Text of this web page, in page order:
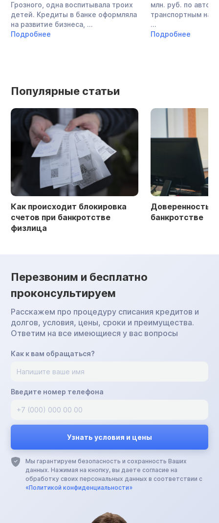
Грозного, одна воспитывала троих
детей. Кредиты в банке оформляла
на развитие бизнеса, ...
Подробнее
млн. руб. по
транспортным
...
Подробнее
Популярные статьи
Как происходит блокировка
счетов при банкротстве
физлица
Доверенность
банкротстве
Перезвоним и бесплатно
проконсультируем
Расскажем про процедуру списания кредитов и
долгов, условия, цены, сроки и преимущества.
Ответим на все имеющиеся у вас вопросы
Как к вам обращаться?
Введите номер телефона
Мы гарантируем безопасность и сохранность Ваших
данных. Нажимая на кнопку, вы даете согласие на
обработку своих персональных данных в соответствии с
«Политикой конфиденциальности»